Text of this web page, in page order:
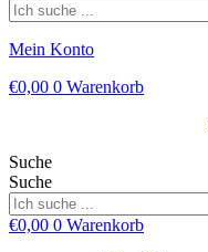
Mein Konto
€0,00 0 Warenkorb
Suche
Suche
€0,00 0 Warenkorb